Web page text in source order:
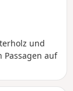
und
Passagen auf